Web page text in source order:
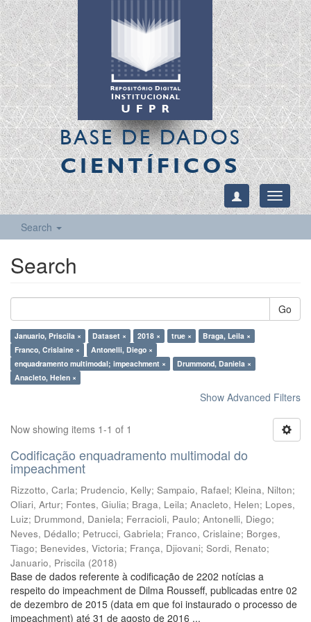
BASE DE DADOS
CIENTÍFICOS
Toggle
Search
Search
Go
Januario, Priscila × Dataset × 2018 × true ×
Braga, Leila ×
Franco, Crislaine ×
Antonelli, Diego ×
enquadramento multimodal; impeachment ×
Drummond, Daniela ×
Anacleto, Helen ×
Show Advanced Filters
Now showing items 1-1 of 1
Codificação enquadramento multimodal do
impeachment
Rizzotto, Carla; Prudencio, Kelly; Sampaio, Rafael; Kleina, Nilton;
Oliari, Artur; Fontes, Giulia; Braga, Leila; Anacleto, Helen; Lopes,
Luiz; Drummond, Daniela; Ferracioli, Paulo; Antonelli, Diego;
Neves, Dédallo; Petrucci, Gabriela; Franco, Crislaine; Borges,
Tiago; Benevides, Victoria; França, Djiovani; Sordi, Renato;
Januario, Priscila (2018)
Base de dados referente à codificação de 2202 notícias a
respeito do impeachment de Dilma Rousseff, publicadas entre 02
de dezembro de 2015 (data em que foi instaurado o processo de
impeachment) até 31 de agosto de 2016 ...